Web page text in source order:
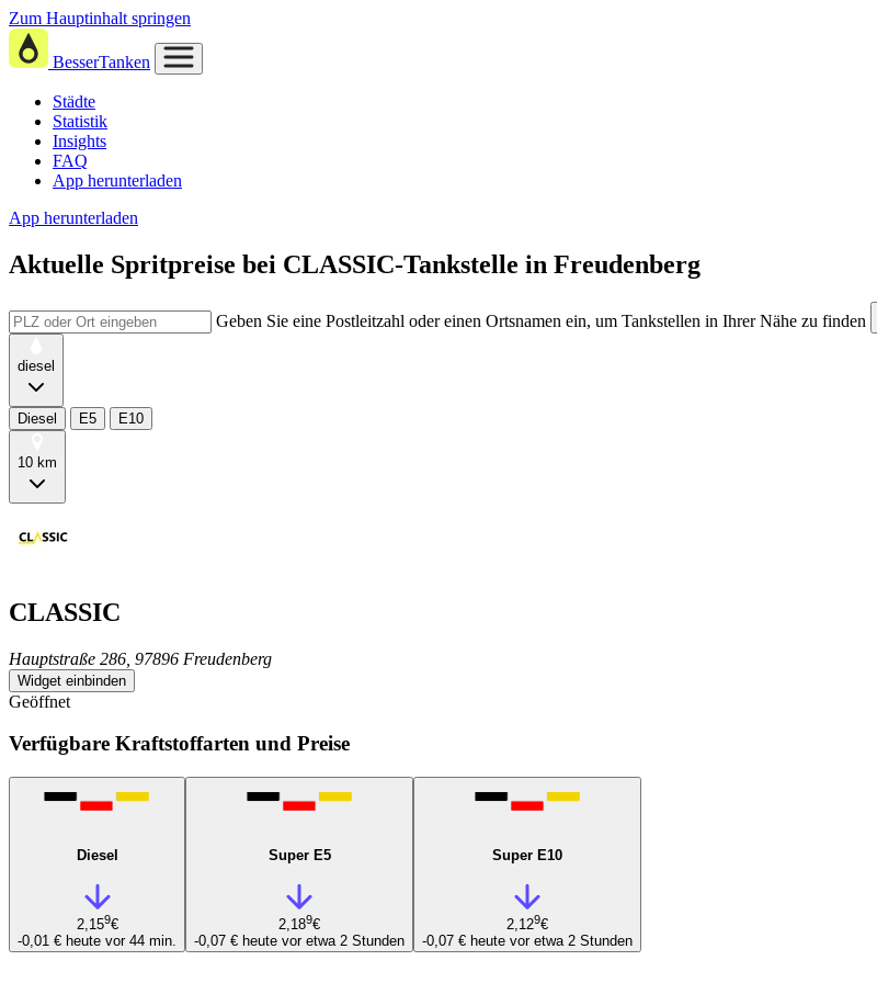
Zum Hauptinhalt springen
BesserTanken
Städte
Statistik
Insights
FAQ
App herunterladen
App herunterladen
Aktuelle Spritpreise bei CLASSIC-Tankstelle in Freudenberg
Geben Sie eine Postleitzahl oder einen Ortsnamen ein, um Tankstellen in Ihrer Nähe zu finden
diesel
Diesel E5 E10
10 km
CLASSIC
Hauptstraße 286, 97896 Freudenberg
Widget einbinden
Geöffnet
Verfügbare Kraftstoffarten und Preise
Diesel
2,159€
-0,01 € heute vor 44 min.
Super E5
2,189€
-0,07 € heute vor etwa 2 Stunden
Super E10
2,129€
-0,07 € heute vor etwa 2 Stunden